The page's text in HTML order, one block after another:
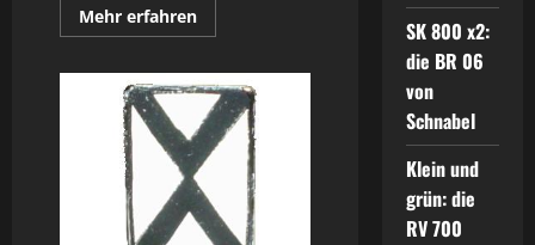
Mehr erfahrenMehr
Informationen
–
die
Erweiterung
SK 800 x2:
die BR 06
von
Schnabel
Klein und
grün: die
RV 700